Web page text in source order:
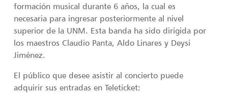
formación musical durante 6 años, la cual es
necesaria para ingresar posteriormente al nivel
superior de la UNM. Esta banda ha sido dirigida por
los maestros Claudio Panta, Aldo Linares y Deysi
Jiménez.
El público que desee asistir al concierto puede
adquirir sus entradas en Teleticket: